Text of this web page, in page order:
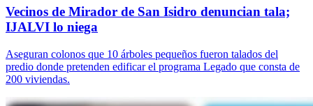
Vecinos de Mirador de San Isidro denuncian tala;
IJALVI lo niega
Aseguran colonos que 10 árboles pequeños fueron talados del
predio donde pretenden edificar el programa Legado que consta de
200 viviendas.